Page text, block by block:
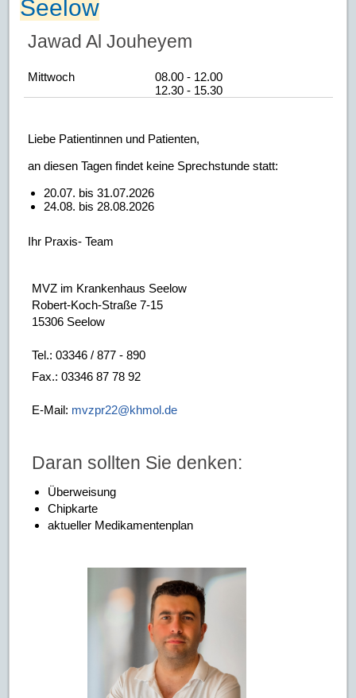
Seelow
Jawad Al Jouheyem
Mittwoch
08.00 - 12.00
12.30 - 15.30
Liebe Patientinnen und Patienten,
an diesen Tagen findet keine Sprechstunde statt:
20.07. bis 31.07.2026
24.08. bis 28.08.2026
Ihr Praxis- Team
MVZ im Krankenhaus Seelow
Robert-Koch-Straße 7-15
15306 Seelow
Tel.: 03346 / 877 - 890
Fax.: 03346 87 78 92
E-Mail: mvzpr22@khmol.de
Daran sollten Sie denken:
Überweisung
Chipkarte
aktueller Medikamentenplan